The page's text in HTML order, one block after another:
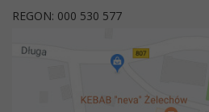
REGON: 000 530 577